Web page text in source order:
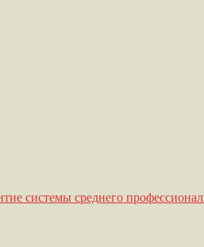
системы среднего